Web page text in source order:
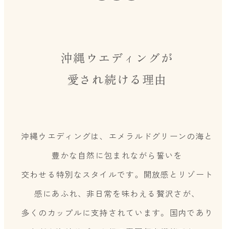
沖縄ウエディングが
愛され続ける理由
沖縄ウエディングは、エメラルドグリーンの海と
豊かな自然に包まれながら誓いを
交わせる特別なスタイルです。開放感とリゾート
感にあふれ、非日常を味わえる贅沢さが、
多くのカップルに支持されています。国内であり